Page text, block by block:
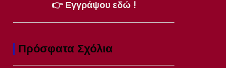
👉 Εγγράψου εδώ !
Πρόσφατα Σχόλια